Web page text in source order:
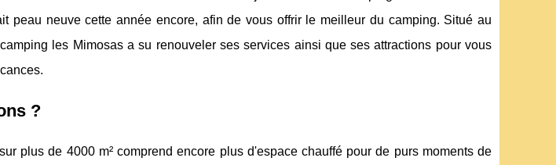
peau neuve cette année encore, afin de vous offrir le meilleur du camping. Situé au
les Mimosas a su renouveler ses services ainsi que ses attractions pour vous
?
plus de 4000 m² comprend encore plus d'espace chauffé pour de purs moments de